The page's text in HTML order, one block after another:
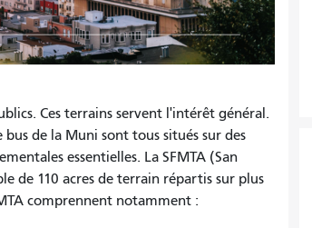
Ces terrains servent l'intérêt général.
bus de la Muni sont tous situés sur des
essentielles. La SFMTA (San
de 110 acres de terrain répartis sur plus
comprennent notamment :